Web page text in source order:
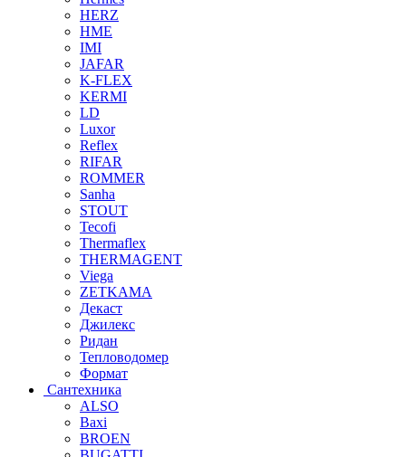
HERZ
HME
IMI
JAFAR
K-FLEX
KERMI
LD
Luxor
Reflex
RIFAR
ROMMER
Sanha
STOUT
Tecofi
Thermaflex
THERMAGENT
Viega
ZETKAMA
Декаст
Джилекс
Ридан
Тепловодомер
Формат
Сантехника
ALSO
Baxi
BROEN